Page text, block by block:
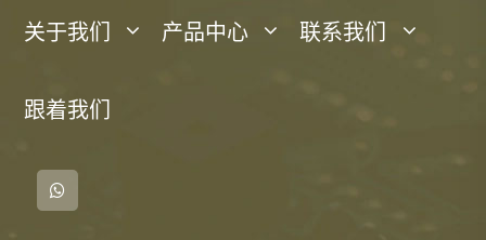
关于我们 产品中心 联系我们
跟着我们